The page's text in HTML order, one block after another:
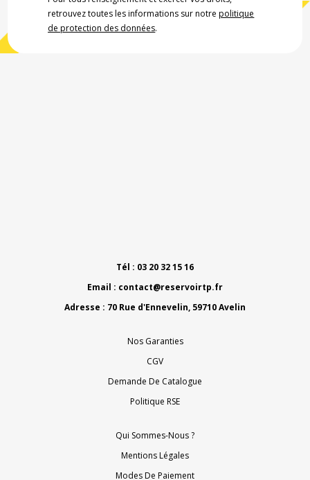
retrouvez toutes les informations sur notrepolitique
de protection des données.
Tél : 03 20 32 15 16
Email : contact@reservoirtp.fr
Adresse : 70 Rue d'Ennevelin, 59710 Avelin
Nos Garanties
CGV
Demande De Catalogue
Politique RSE
Qui Sommes-Nous ?
Mentions Légales
Modes De Paiement